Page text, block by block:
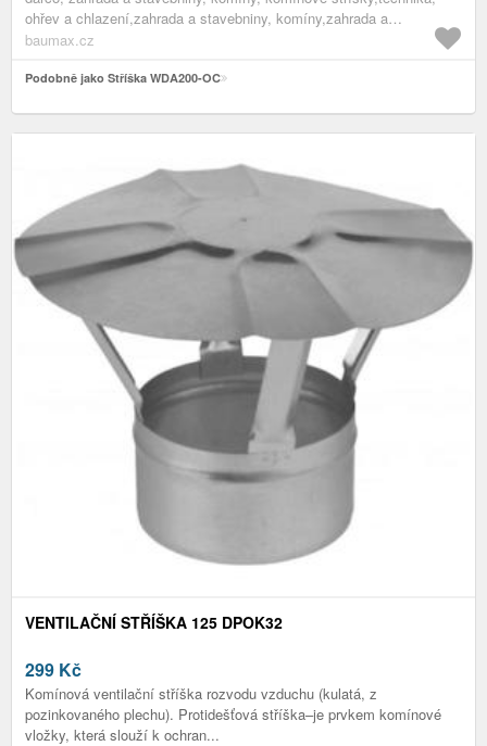
ohřev a chlazení,zahrada a stavebniny, komíny,zahrada a
stavebniny,technika
baumax.cz
Podobně jako Stříška WDA200-OC
VENTILAČNÍ STŘÍŠKA 125 DPOK32
299 Kč
Komínová ventilační stříška rozvodu vzduchu (kulatá, z
pozinkovaného plechu). Protidešťová stříška–je prvkem komínové
vložky, která slouží k ochran...